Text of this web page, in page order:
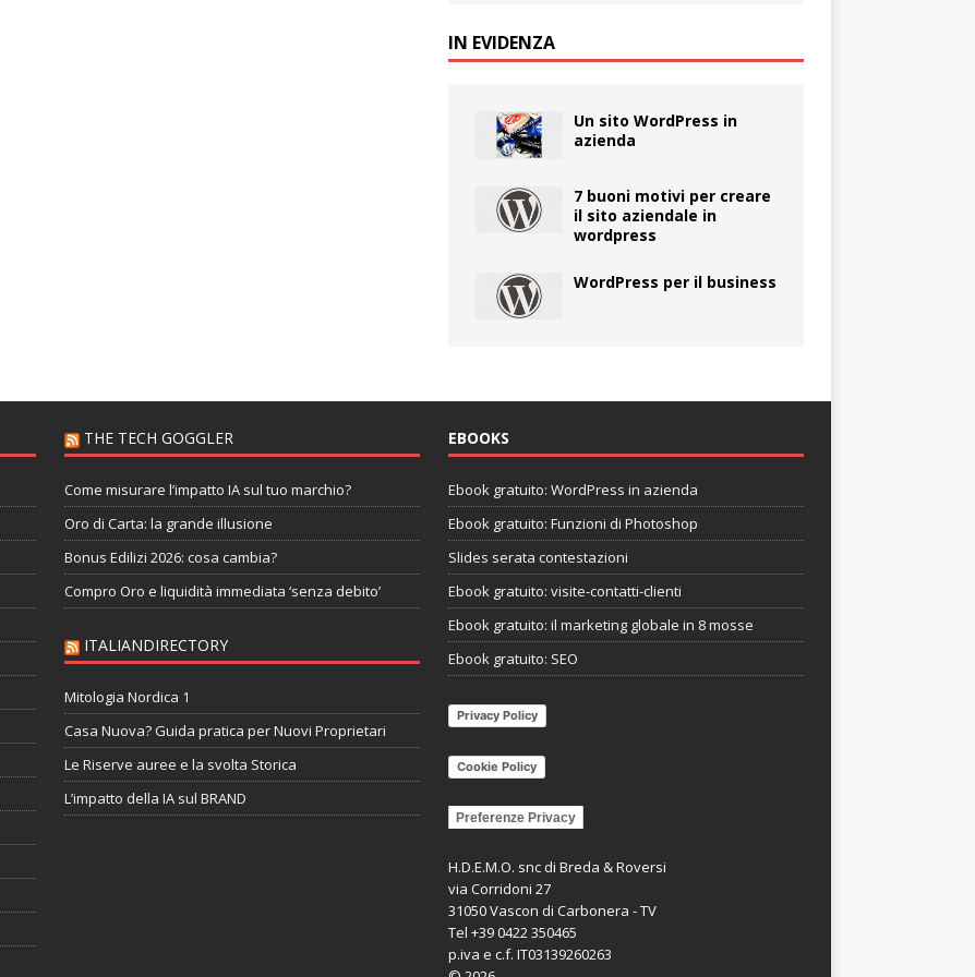
IN EVIDENZA
Un sito WordPress in
azienda
7 buoni motivi per creare
il sito aziendale in
wordpress
WordPress per il business
THE TECH GOGGLER
Come misurare l’impatto IA sul tuo marchio?
Oro di Carta: la grande illusione
Bonus Edilizi 2026: cosa cambia?
Compro Oro e liquidità immediata ‘senza debito’
ITALIANDIRECTORY
Mitologia Nordica 1
Casa Nuova? Guida pratica per Nuovi Proprietari
Le Riserve auree e la svolta Storica
L’impatto della IA sul BRAND
EBOOKS
Ebook gratuito: WordPress in azienda
Ebook gratuito: Funzioni di Photoshop
Slides serata contestazioni
Ebook gratuito: visite-contatti-clienti
Ebook gratuito: il marketing globale in 8 mosse
Ebook gratuito: SEO
Privacy Policy
Cookie Policy
Preferenze Privacy
H.D.E.M.O. snc di Breda & Roversi
via Corridoni 27
31050 Vascon di Carbonera - TV
Tel +39 0422 350465
p.iva e c.f. IT03139260263